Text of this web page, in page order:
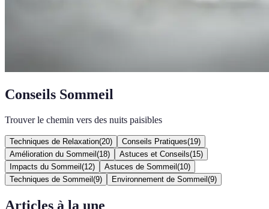
Conseils Sommeil
Trouver le chemin vers des nuits paisibles
Techniques de Relaxation(20) Conseils Pratiques(19)
Amélioration du Sommeil (18) Astuces et Conseils(15)
Impacts du Sommeil (12) Astuces de Sommeil (10)
Techniques de Sommeil (9) Environnement de Sommeil (9)
Articles à la une